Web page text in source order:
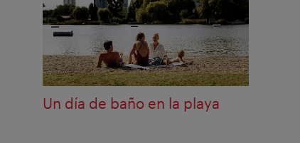
Un día de baño en la playa